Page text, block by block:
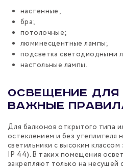
настенные;
бра;
потолочные;
люминесцентные лампы;
подсветка светодиодными
настольные лампы.
Освещение для
важные
Для балконов открытого типа
остеклением и без утеплителя
светильники с высоким
IP 44). В таких помещения
закрепляют только на